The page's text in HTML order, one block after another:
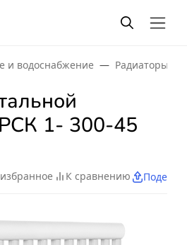
и водоснабжение Радиаторы
1- 300-45
К сравнению